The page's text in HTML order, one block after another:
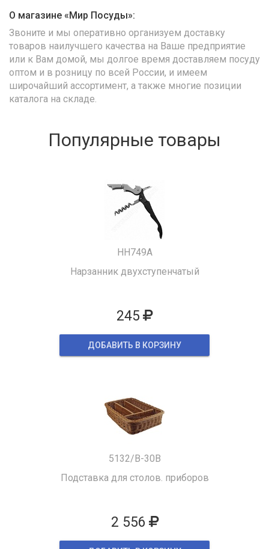
О магазине «Мир Посуды»:
Звоните и мы оперативно организуем доставку
товаров наилучшего качества на Ваше предприятие
или к Вам домой, мы долгое время доставляем посуду
оптом и в розницу по всей России, и имеем
широчайший ассортимент, а также многие позиции
каталога на складе.
Популярные товары
HH749A
Нарзанник двухступенчатый
245
ДОБАВИТЬ В КОРЗИНУ
5132/B-30B
Подставка для столов. приборов
2 556